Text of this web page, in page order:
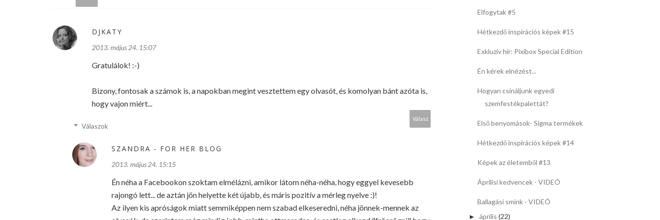
DJKATY
2013. május 24. 15:07
Gratulálok! :-)
Bizony, fontosak a számok is, a napokban megint vesztettem egy olvasót, és komolyan bánt azóta is,
hogy vajon miért...
Válasz
Válaszok
SZANDRA - FOR HER BLOG
2013. május 24. 15:15
Én néha a Facebookon szoktam elmélázni, amikor látom néha-néha, hogy eggyel kevesebb
rajongó lett... de aztán jön helyette két újabb, és máris pozitív a mérleg nyelve :)!
Az ilyen kis apróságok miatt semmiképpen nem szabad elkeseredni, néha jönnek-mennek az
Elfogytak #5
Hétkezdő inspirációs képek #15
Exkluzív hír: Pixibox Special Edition
Én kérek elnézést...
Hogyan csináljunk egyedi
szemfestékpalettát?
Első benyomások- Sigma termékek
Hétkezdő inspirációs képek #14
Képek az életemből #13
Áprilisi kedvencek - VIDEÓ
Ballagási smink - VIDEÓ
► április (22)